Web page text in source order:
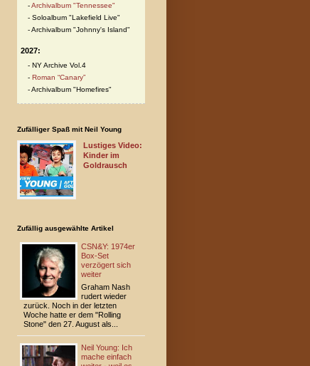
Archivalbum "Tennessee"
Soloalbum "Lakefield Live"
Archivalbum "Johnny's Island"
2027:
NY Archive Vol.4
Roman “Canary”
Archivalbum "Homefires"
Zufälliger Spaß mit Neil Young
Lustiges Video:
Kinder im
Goldrausch
Zufällig ausgewählte Artikel
CSN&Y: 1974er
Box-Set
verzögert sich
weiter
Graham Nash
rudert wieder
zurück. Noch in der letzten
Woche hatte er dem "Rolling
Stone" den 27. August als...
Neil Young: Ich
mache einfach